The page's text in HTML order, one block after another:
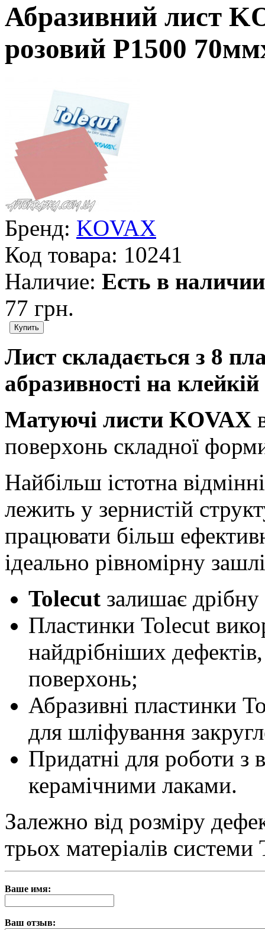
Абразивний лист
розовий Р1500
Бренд: KOVAX
Код товара: 10241
Наличие: Есть в наличии
77 грн.
Лист складається з 8
абразивності на клейкій
Матуючі листи KOVAX
поверхонь складної
Найбільш істотна
лежить у зернистій
працювати більш
ідеально рівномірну
Tolecut залишає
Пластинки Tolecut
найдрібніших
поверхонь;
Абразивні пластинки
для шліфування
Придатні для роботи з
керамічними лаками.
Залежно від розміру
трьох матеріалів системи
Ваше имя:
Ваш отзыв: